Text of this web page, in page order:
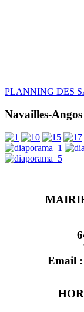
PLANNING DES
Navailles-
Email :